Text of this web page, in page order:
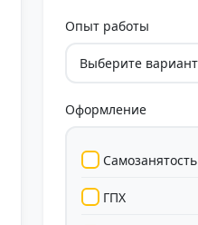
Гибкий
Свободный
Опыт работы
Оформление
Самозанятость
ГПХ